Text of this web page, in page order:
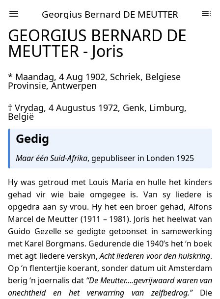
Georgius Bernard DE MEUTTER
GEORGIUS BERNARD DE
MEUTTER - Joris
* Maandag, 4 Aug 1902, Schriek, Belgiese
Provinsie, Antwerpen
† Vrydag, 4 Augustus 1972, Genk, Limburg,
België
Gedig
Maar één Suid-Afrika, gepubliseer in Londen 1925
Hy was getroud met Louis Maria en hulle het kinders
gehad vir wie baie omgegee is. Van sy liedere is
opgedra aan sy vrou. Hy het een broer gehad, Alfons
Marcel de Meutter (1911 – 1981). Joris het heelwat van
Guido Gezelle se gedigte getoonset in samewerking
met Karel Borgmans. Gedurende die 1940’s het ‘n boek
met agt liedere verskyn,Acht liederen voor den huiskring.
Op ‘n flentertjie koerant, sonder datum uit Amsterdam
berig ‘n joernalis dat “De Meutter….gevrijwaard waren van
onechtheid en het verwarring van zelfbedrog.”Die